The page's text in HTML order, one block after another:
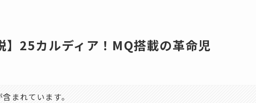
】25カルディア！MQ搭載の革命児
まれています。